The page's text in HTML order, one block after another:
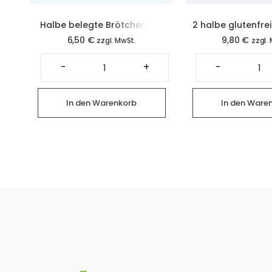
Halbe belegte Brötchen mit
Avocado (2 Stück)
6,50 € zzgl. MwSt.
-
Halbe
belegte
Brötchen
mit
Avocado
(2
Stück)
Menge
+
In den Warenkorb
2 halbe
mit
9,80 € zzgl.
-
2
In den